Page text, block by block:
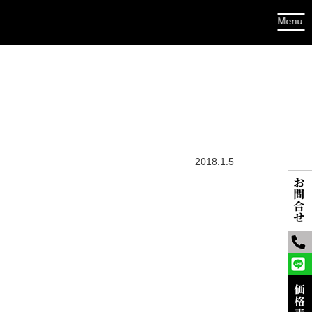
2018.1.5